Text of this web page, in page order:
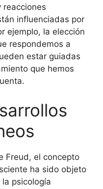
reacciones
influenciadas por
ejemplo, la elección
respondemos a
estar guiadas
que hemos
Freud, el concepto
ha sido objeto
psicología